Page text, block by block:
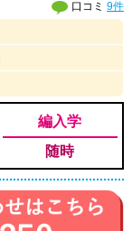
口コミ9件
編入学
随時